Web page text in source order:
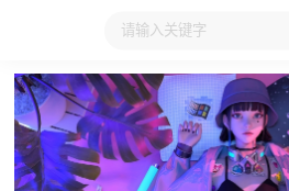
大家在看 日本动漫 国产动漫